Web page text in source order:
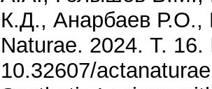
К.Д., Анарбаев Р.О.,
Naturae. 2024. Т.
10.32607/